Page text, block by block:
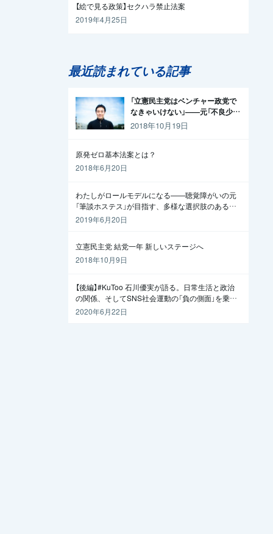
【絵で見る政策】セクハラ禁止法案
2019年4月25日
最近読まれている記事
「立憲民主党はベンチャー政党で
なきゃいけない」——元「不良少
年」の起業家が政治家になった理
2018年10月19日
原発ゼロ基本法案とは？
2018年6月20日
わたしがロールモデルになる——聴覚障がいの元
「筆談ホステス」が目指す、多様な選択肢のある社
会
2019年6月20日
立憲民主党 結党一年 新しいステージへ
2018年10月9日
【後編】#KuToo 石川優実が語る。日常生活と政治
の関係、そしてSNS社会運動の「負の側面」を乗り
越えるには
2020年6月22日